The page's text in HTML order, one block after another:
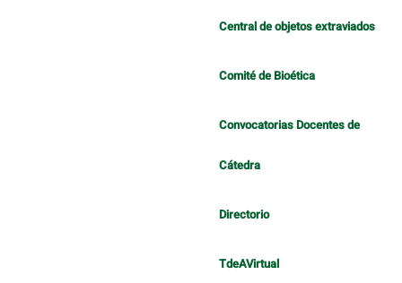
Central de objetos extraviados
Comité de Bioética
Convocatorias Docentes de
Cátedra
Directorio
TdeAVirtual